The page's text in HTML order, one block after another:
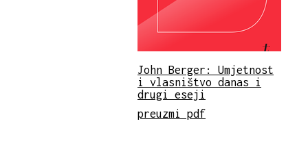
John Berger: Umjetnost
i vlasništvo danas i
drugi eseji
preuzmi pdf